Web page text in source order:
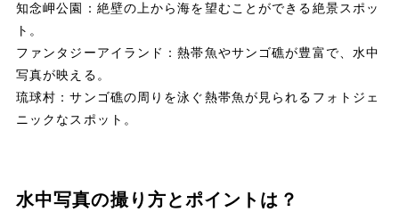
知念岬公園：絶壁の上から海を望むことができる絶景スポッ
ト。
ファンタジーアイランド：熱帯魚やサンゴ礁が豊富で、水中
写真が映える。
琉球村：サンゴ礁の周りを泳ぐ熱帯魚が見られるフォトジェ
ニックなスポット。
水中写真の撮り方とポイントは？